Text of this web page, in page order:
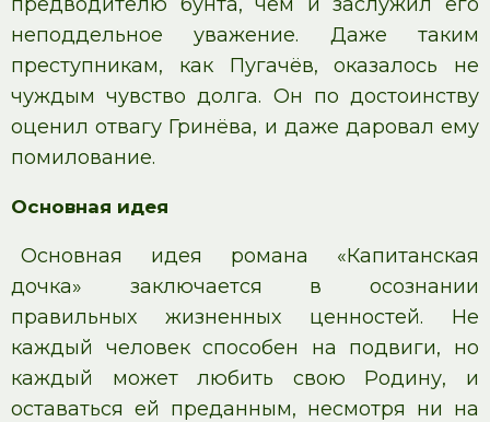
неподдельное уважение. Даже таким
преступникам, как Пугачёв, оказалось не
чуждым чувство долга. Он по достоинству
оценил отвагу Гринёва, и даже даровал ему
помилование.
Основная идея
Основная идея романа «Капитанская
дочка» заключается в осознании
правильных жизненных ценностей. Не
каждый человек способен на подвиги, но
каждый может любить свою Родину, и
оставаться ей преданным, несмотря ни на